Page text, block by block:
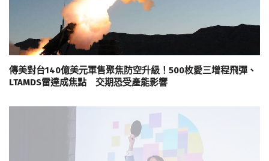
傳美對台140億美元軍售聚焦防空升級！500枚愛三增程飛彈、
LTAMDS雷達成焦點 交期恐受產能影響